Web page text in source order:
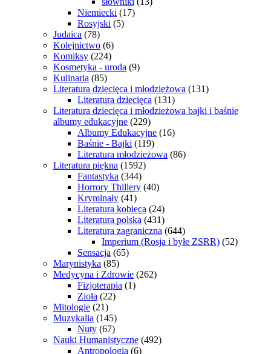
Niemiecki (17)
Rosyjski (5)
Judaica (78)
Kolejnictwo (6)
Komiksy (224)
Kosmetyka - uroda (9)
Kulinaria (85)
Literatura dziecięca i młodzieżowa (131)
Literatura dziecięca (131)
Literatura dziecięca i młodzieżowa bajki i baśnie
albumy edukacyjne (229)
Albumy Edukacyjne (16)
Baśnie - Bajki (119)
Literatura młodzieżowa (86)
Literatura piękna (1592)
Fantastyka (344)
Horrory Thillery (40)
Kryminały (41)
Literatura kobieca (24)
Literatura polska (431)
Literatura zagraniczna (644)
Imperium (Rosja i byłe ZSRR) (52)
Sensacja (65)
Marynistyka (85)
Medycyna i Zdrowie (262)
Fizjoterapia (1)
Zioła (22)
Mitologie (21)
Muzykalia (145)
Nuty (67)
Nauki Humanistyczne (492)
Antropologia (6)